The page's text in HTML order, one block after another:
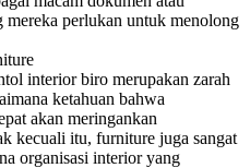
perlukan untuk menolong
interior biro merupakan zarah
ketahuan bahwa
akan meringankan
kecuali itu, furniture juga sangat
organisasi interior yang